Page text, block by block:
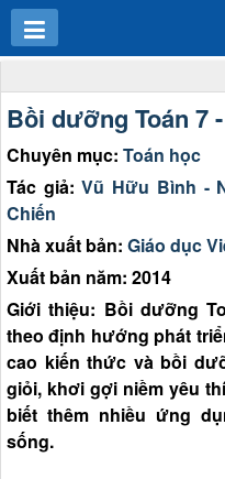
Bồi dưỡng Toán 7 -
Chuyên mục: Toán học
Tác giả:Vũ Hữu Bình -
Chiến
Nhà xuất bản: Giáo dục
Xuất bản năm: 2014
Giới thiệu: Bồi dưỡng
theo định hướng phát
cao kiến thức và bồi
giỏi, khơi gợi niềm yêu
biết thêm nhiều ứng
sống.